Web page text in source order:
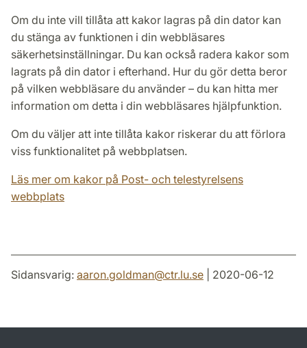
Om du inte vill tillåta att kakor lagras på din dator kan
du stänga av funktionen i din webbläsares
säkerhetsinställningar. Du kan också radera kakor som
lagrats på din dator i efterhand. Hur du gör detta beror
på vilken webbläsare du använder – du kan hitta mer
information om detta i din webbläsares hjälpfunktion.
Om du väljer att inte tillåta kakor riskerar du att förlora
viss funktionalitet på webbplatsen.
Läs mer om kakor på Post- och telestyrelsens
webbplats
Sidansvarig: aaron.goldman@ctr.lu.se | 2020-06-12